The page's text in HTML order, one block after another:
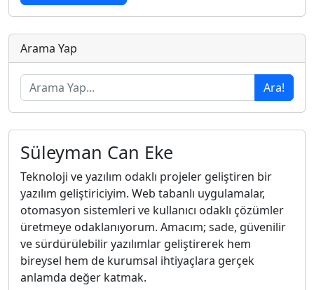
Arama Yap
Ara!
Süleyman Can Eke
Teknoloji ve yazılım odaklı projeler geliştiren bir
yazılım geliştiriciyim. Web tabanlı uygulamalar,
otomasyon sistemleri ve kullanıcı odaklı çözümler
üretmeye odaklanıyorum. Amacım; sade, güvenilir
ve sürdürülebilir yazılımlar geliştirerek hem
bireysel hem de kurumsal ihtiyaçlara gerçek
anlamda değer katmak.